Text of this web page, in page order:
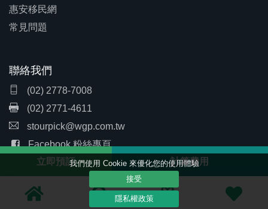
我們使用 Cookie 來優化您的使用體驗
接受
隱私權政策
立即預訂 計算費用
惠安移民網
常見問題
聯絡我們
(02) 2778-7008
(02) 2771-4611
stourpick@wgp.com.tw
Facebook 粉絲專頁
隱私條款
Copyright© 2018 雙瑩文創 (惠安集團) All rights reserved.